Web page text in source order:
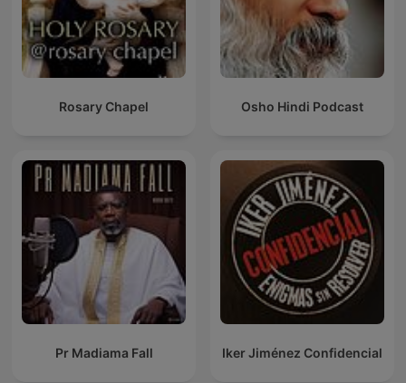
Rosary Chapel Osho Hindi Podcast
Pr Madiama Fall Iker Jiménez Confidencial